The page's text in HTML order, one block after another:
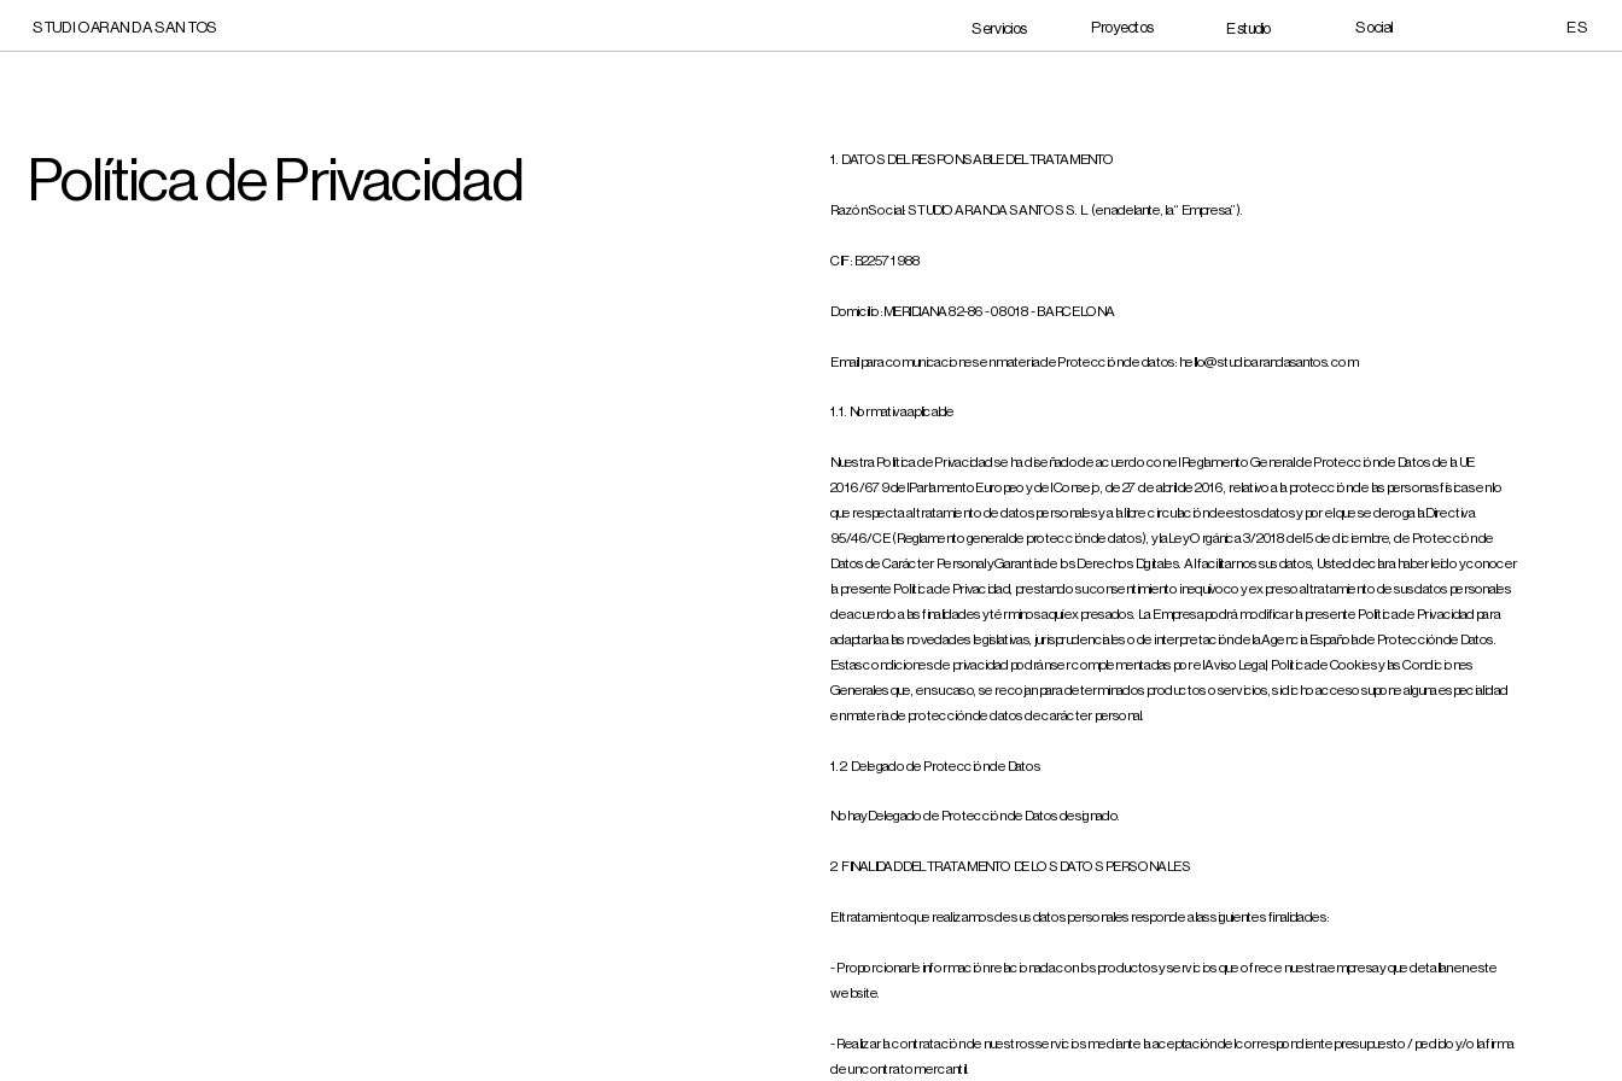
STUDIO ARANDA SANTOS Servicios Estudio Social
Proyectos ES
Política de Privacidad 1. DATOS DEL RESPONSABLE DEL TRATAMIENTO
Razón Social: STUDIO ARANDA SANTOS S. L. (en adelante, la “Empresa”).
CIF: B22571988
Domicilio: MERIDIANA 82-86 - 08018 - BARCELONA
Email para comunicaciones en materia de Protección de datos: hello@studioarandasantos.com
1.1. Normativa aplicable
Nuestra Política de Privacidad se ha diseñado de acuerdo con el Reglamento General de Protección de Datos de la UE
2016/679 del Parlamento Europeo y del Consejo, de 27 de abril de 2016, relativo a la protección de las personas físicas en lo
que respecta al tratamiento de datos personales y a la libre circulación de estos datos y por el que se deroga la Directiva
95/46/CE (Reglamento general de protección de datos), y la Ley Orgánica 3/2018 del 5 de diciembre, de Protección de
Datos de Carácter Personal y Garantía de los Derechos Digitales. Al facilitarnos sus datos, Usted declara haber leído y conocer
la presente Política de Privacidad, prestando su consentimiento inequívoco y expreso al tratamiento de sus datos personales
de acuerdo a las finalidades y términos aquí expresados. La Empresa podrá modificar la presente Política de Privacidad para
adaptarla a las novedades legislativas, jurisprudenciales o de interpretación de la Agencia Española de Protección de Datos.
Estas condiciones de privacidad podrán ser complementadas por el Aviso Legal, Política de Cookies y las Condiciones
Generales que, en su caso, se recojan para determinados productos o servicios, si dicho acceso supone alguna especialidad
en materia de protección de datos de carácter personal.
1.2. Delegado de Protección de Datos
No hay Delegado de Protección de Datos designado.
2. FINALIDAD DEL TRATAMIENTO DE LOS DATOS PERSONALES
El tratamiento que realizamos de sus datos personales responde a las siguientes finalidades:
- Proporcionarle información relacionada con los productos y servicios que ofrece nuestra empresa y que detallan en este
web site.
- Realizar la contratación de nuestros servicios mediante la aceptación del correspondiente presupuesto / pedido y/o la firma
de un contrato mercantil.